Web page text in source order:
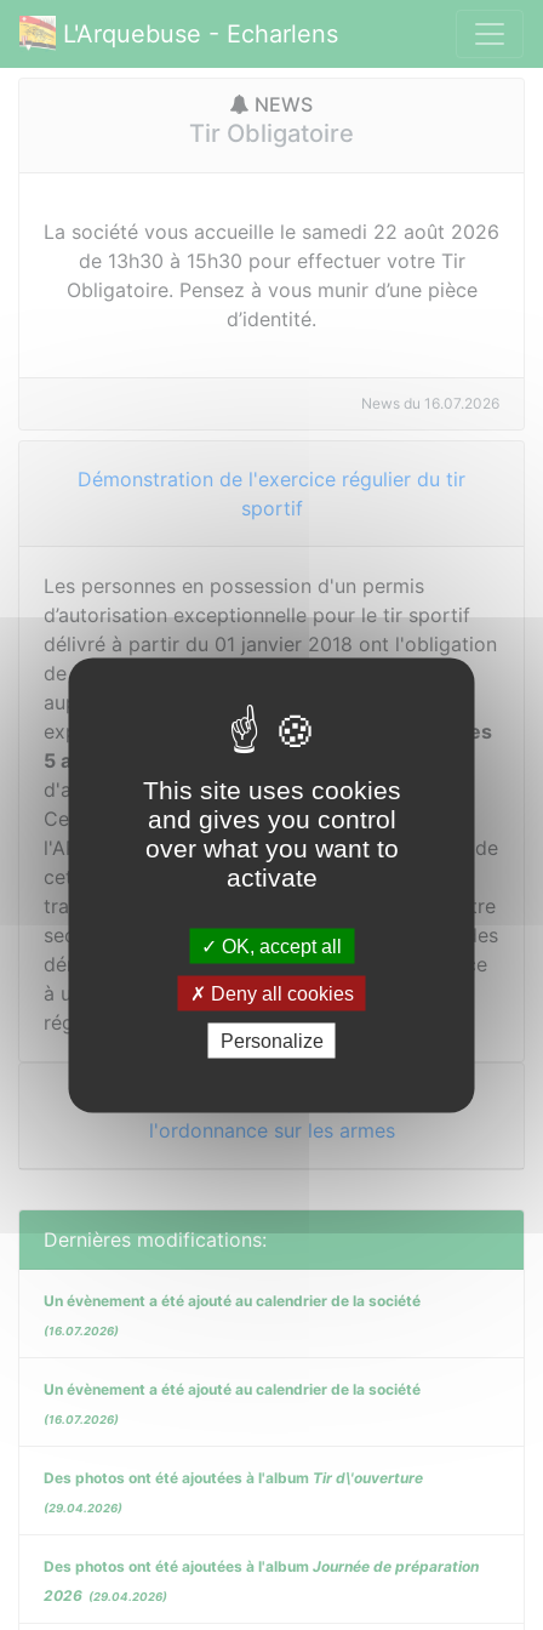
L'Arquebuse - Echarlens
NEWS
Tir Obligatoire
La société vous accueille le samedi 22 août 2026
de 13h30 à 15h30 pour effectuer votre Tir
Obligatoire. Pensez à vous munir d’une pièce
d’identité.
News du 16.07.2026
Démonstration de l'exercice régulier du tir
sportif
Les personnes en possession d'un permis
d’autorisation exceptionnelle pour le tir sportif
délivré à partir du 01 janvier 2018 ont l'obligation
de prouver l'excercice régulier du tir sportif
auprès de la "Section armes, pyrotechnie et
explosifs" (APEx) de la Police cantonale
tous les
5 ans
sous risque de se voir retirer le permis
d'acquisition.
Cependant, en début de l'année concernée,
l'APEX vous enverra un courier vous informant de
cette échéance. Dès lors, vous pourrez
transmettre ce courier à notre président ou notre
secrétaire. Nous nous chargerons par la suite des
démarches afin de légitimer votre appartenance
à une société de tir et, de ce fait, la pratique
régulière du tir sportif.
l'ordonnance sur les armes
Dernières modifications:
Un évènement a été ajouté au calendrier de la société
(16.07.2026)
Un évènement a été ajouté au calendrier de la société
(16.07.2026)
Des photos ont été ajoutées à l'album Tir d\'ouverture
(29.04.2026)
Des photos ont été ajoutées à l'album Journée de préparation
2026 (29.04.2026)
This site uses cookies
and gives you control
over what you want to
activate
OK, accept all
Deny all cookies
Personalize